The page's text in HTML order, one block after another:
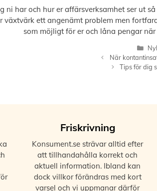
ni har och hur er affärsverksamhet ser ut
växtvärk ett angenämt problem men
som möjligt för er och låna pengar
När
Tips för dig
Friskrivning
Konsument.se strävar alltid efter
att tillhandahålla korrekt och
aktuell information. Ibland kan
dock villkor förändras med kort
varsel och vi uppmanar därför